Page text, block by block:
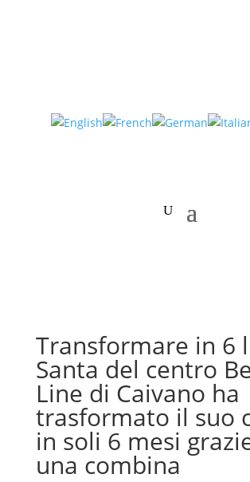
Transformare in 6
Santa del centro
Line di Caivano ha
trasformato il suo
in soli 6 mesi
una combina